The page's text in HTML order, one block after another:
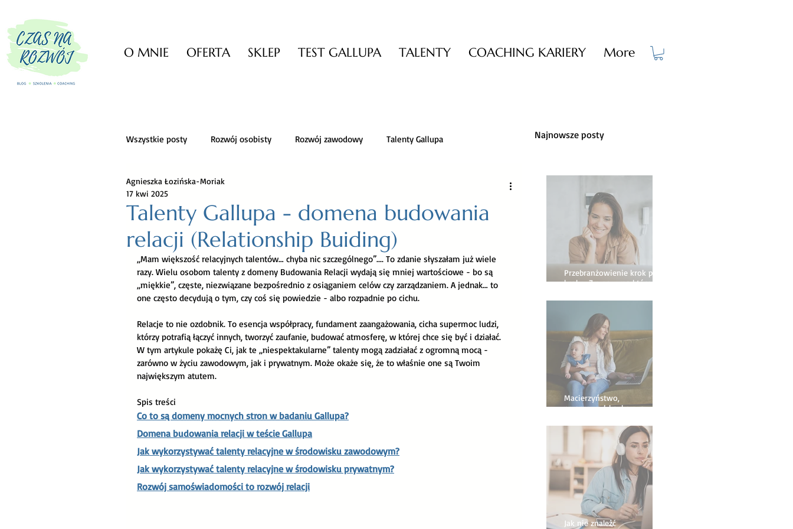
O MNIE OFERTA SKLEP TEST GALLUPA TALENTY COACHING KARIERY More
Wszystkie posty Rozwój osobisty Rozwój zawodowy Talenty Gallupa
Zarządzanie czasem
Darmowe narzędzia Kreatywność i trening mózgu Pewność siebie
Slow life Akademia Lidera Praca z pasją
Talenty Gallupa - domena budowania
relacji (Relationship Buiding)
Agnieszka Łozińska-Moriak
17 kwi 2025
„Mam większość relacyjnych talentów… chyba nic szczególnego”.... To zdanie słyszałam już wiele
razy. Wielu osobom talenty z domeny Budowania Relacji wydają się mniej wartościowe - bo są
„miękkie”, częste, niezwiązane bezpośrednio z osiąganiem celów czy zarządzaniem. A jednak… to
one często decydują o tym, czy coś się powiedzie - albo rozpadnie po cichu.
Relacje to nie ozdobnik. To esencja współpracy, fundament zaangażowania, cicha supermoc ludzi,
którzy potrafią łączyć innych, tworzyć zaufanie, budować atmosferę, w której chce się być i działać.
W tym artykule pokażę Ci, jak te „niespektakularne” talenty mogą zadziałać z ogromną mocą -
zarówno w życiu zawodowym, jak i prywatnym. Może okaże się, że to właśnie one są Twoim
największym atutem.
Spis treści
Co to są domeny mocnych stron w badaniu Gallupa?
Domena budowania relacji w teście Gallupa
Jak wykorzystywać talenty relacyjne w środowisku zawodowym?
Jak wykorzystywać talenty relacyjne w środowisku prywatnym?
Rozwój samoświadomości to rozwój relacji
Najnowsze posty
Przebranżowienie krok po
kroku. 7 rzeczy, na które
Macierzyństwo,
przeprowadzka, kryzys - jak
pracę?
Jak nie znaleźć